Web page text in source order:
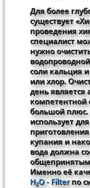
Для более
существует
проведения
специалист
нужно
соли кальция
или хлор.
день является
компетентной
большой плюс.
использует
купания и
вода должна
Именно её
H2O - Filterпо